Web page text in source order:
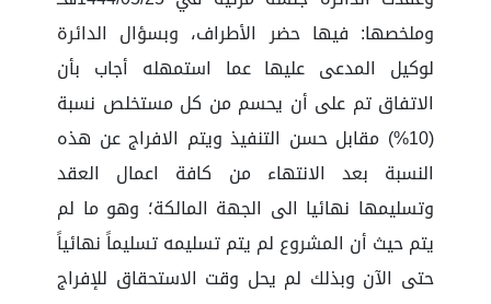
وملخصها: فيها حضر الأطراف، وبسؤال الدائرة
لوكيل المدعى عليها عما استمهله أجاب بأن
الاتفاق تم على أن يحسم من كل مستخلص نسبة
(10%) مقابل حسن التنفيذ ويتم الافراج عن هذه
النسبة بعد الانتهاء من كافة اعمال العقد
وتسليمها نهائيا الى الجهة المالكة؛ وهو ما لم
يتم حيث أن المشروع لم يتم تسليمه تسليماً نهائياً
حتى الآن وبذلك لم يحل وقت الاستحقاق للإفراج